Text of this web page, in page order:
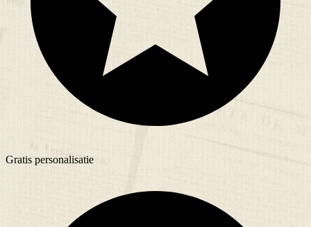
Gratis personalisatie